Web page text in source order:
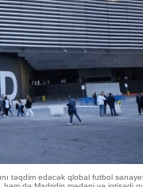
təqdim edəcək qlobal futbol